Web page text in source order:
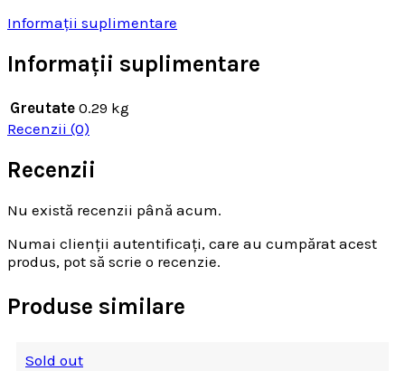
Informații suplimentare
Informații suplimentare
Greutate 0.29 kg
Recenzii (0)
Recenzii
Nu există recenzii până acum.
Numai clienții autentificați, care au cumpărat acest
produs, pot să scrie o recenzie.
Produse similare
Sold out